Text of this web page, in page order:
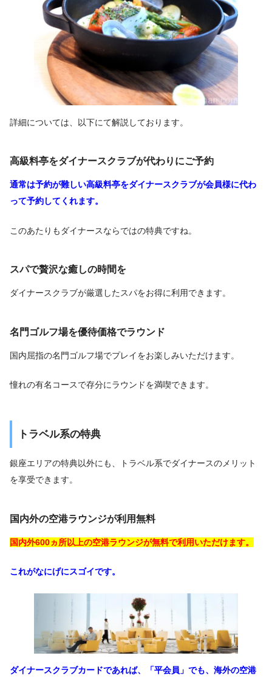
詳細については、以下にて解説しております。
高級料亭をダイナースクラブが代わりにご予約
通常は予約が難しい高級料亭をダイナースクラブが会員様に代わ
って予約してくれます。
このあたりもダイナースならではの特典ですね。
スパで贅沢な癒しの時間を
ダイナースクラブが厳選したスパをお得に利用できます。
名門ゴルフ場を優待価格でラウンド
国内屈指の名門ゴルフ場でプレイをお楽しみいただけます。
憧れの有名コースで存分にラウンドを満喫できます。
トラベル系の特典
銀座エリアの特典以外にも、トラベル系でダイナースのメリット
を享受できます。
国内外の空港ラウンジが利用無料
国内外600ヵ所以上の空港ラウンジが無料で利用いただけます。
これがなにげにスゴイです。
ダイナースクラブカードであれば、 「平会員」でも、 海外の空港